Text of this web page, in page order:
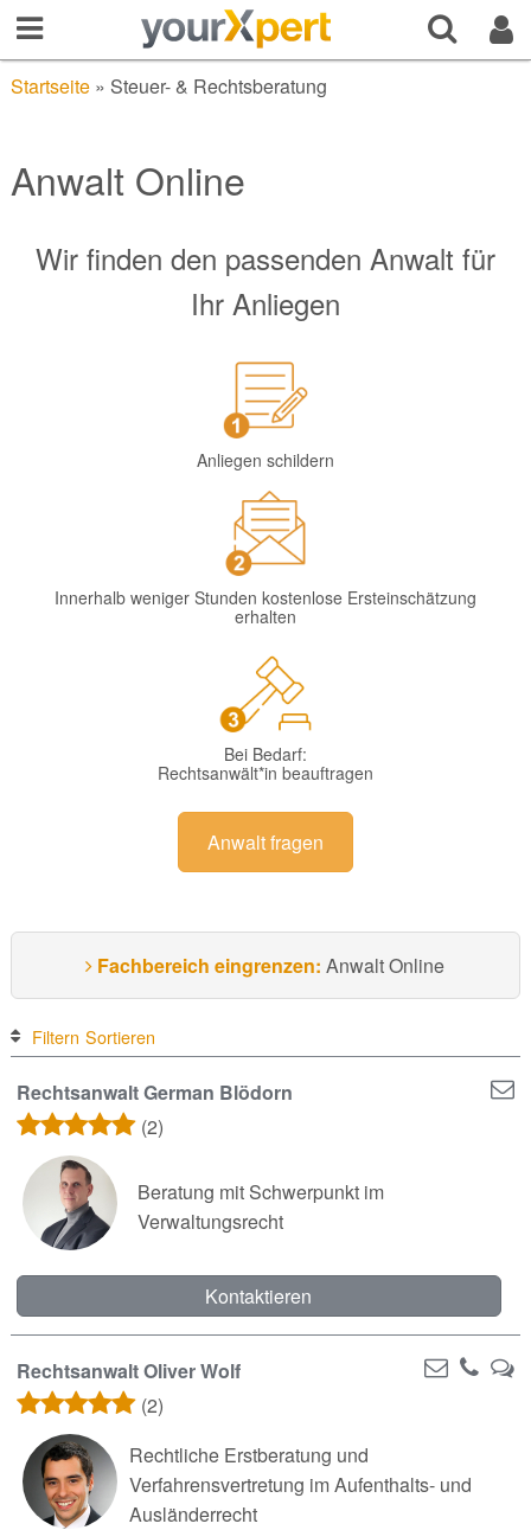
Startseite» Steuer- & Rechtsberatung
Anwalt Online
Wir finden den passenden Anwalt für
Ihr Anliegen
Anliegen schildern
Innerhalb weniger Stunden kostenlose Ersteinschätzung
erhalten
Bei Bedarf:
Rechtsanwält*in beauftragen
Anwalt fragen
Fachbereich eingrenzen: Anwalt Online
Filtern Sortieren
Rechtsanwalt German Blödorn
(2)
Beratung mit Schwerpunkt im
Verwaltungsrecht
Kontaktieren
Rechtsanwalt Oliver Wolf
(2)
Rechtliche Erstberatung und
Verfahrensvertretung im Aufenthalts- und
Ausländerrecht